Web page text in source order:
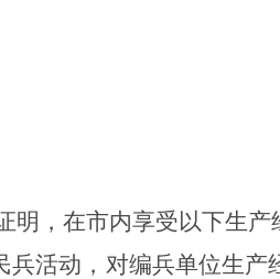
明，在市内享受以下生产
兵活动，对编兵单位生